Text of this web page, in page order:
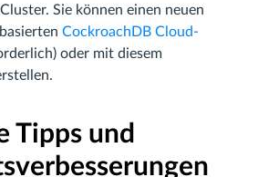
Sie können einen neuen
CockroachDB Cloud-
oder mit diesem
Tipps und